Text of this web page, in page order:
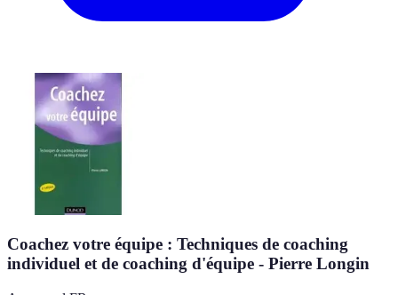
Coachez votre équipe : Techniques de coaching
individuel et de coaching d'équipe - Pierre Longin